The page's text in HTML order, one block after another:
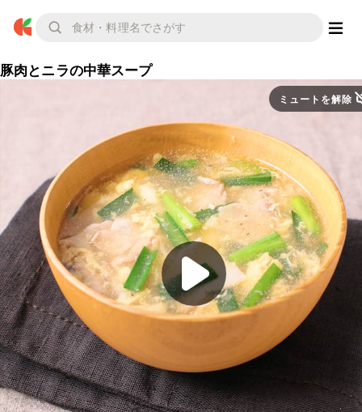
豚肉とニラの中華スープ
ミュートを解除